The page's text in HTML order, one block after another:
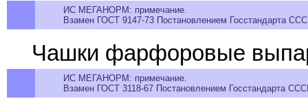
ИС МЕГАНОРМ: примечание.
Взамен ГОСТ 9147-73 Постановлением Госстандарта
Чашки фарфоровые
ИС МЕГАНОРМ: примечание.
Взамен ГОСТ 3118-67 Постановлением Госстандарта